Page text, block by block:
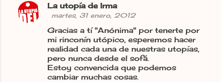
La utopía de Irma
martes, 31 enero, 2012
Gracias a tí "Anónima" por tenerte por
mi rinconín utópico, esperemos hacer
realidad cada una de nuestras utopías,
pero nunca desde el sofá.
Estoy convencida que podemos
cambiar muchas cosas.